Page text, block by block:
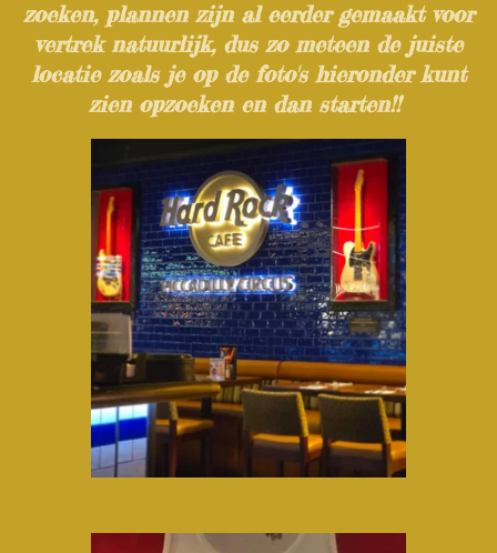
zoeken, plannen zijn al eerder gemaakt voor
vertrek natuurlijk, dus zo meteen de juiste
locatie zoals je op de foto's hieronder kunt
zien opzoeken en dan starten!!